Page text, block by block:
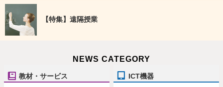
【特集】遠隔授業
NEWS CATEGORY
教材・サービス ICT機器